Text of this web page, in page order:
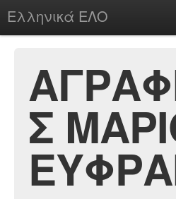
Ελληνικά ΕΛΟ
chesstu.be @ discord
LoginΣ